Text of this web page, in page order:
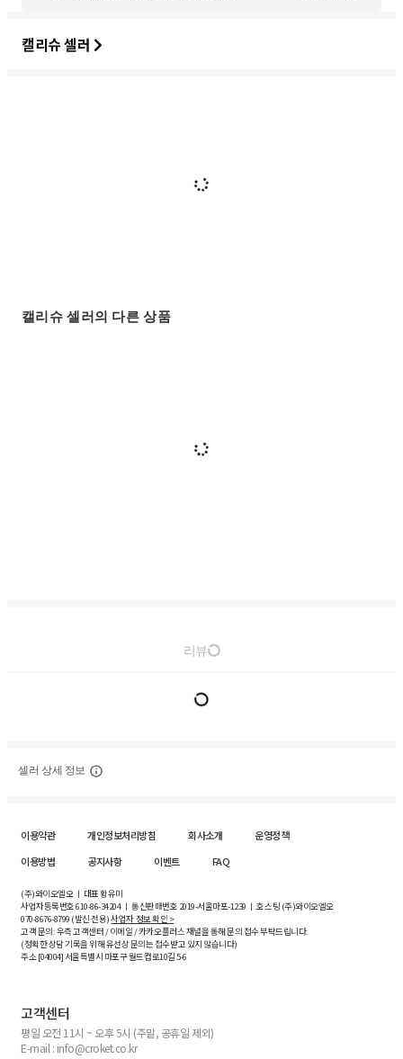
캘리슈 셀러
캘리슈 셀러의 다른 상품
리뷰
셀러 상세 정보
이용약관 개인정보처리방침 회사소개
운영정책
이용방법
공지사항 이벤트 FAQ
(주)와이오엘오 ㅣ 대표 황유미
사업자등록번호610-86-34204ㅣ 통신판매번호 2019-서울마포-1239 ㅣ 호스팅 (주)와이오엘오
070-8676-8799 (발신 전용)사업자 정보 확인 >
고객 문의: 우측 고객센터 / 이메일 / 카카오플러스 채널을 통해 문의 접수 부탁드립니다.
(정확한 상담 기록을 위해 유선상 문의는 접수받고 있지 않습니다)
주소 [04004] 서울특별시 마포구 월드컵로10길5-6
고객센터
평일 오전 11시 ~ 오후 5시 (주말, 공휴일 제외)
E-mail : info@croket.co.kr